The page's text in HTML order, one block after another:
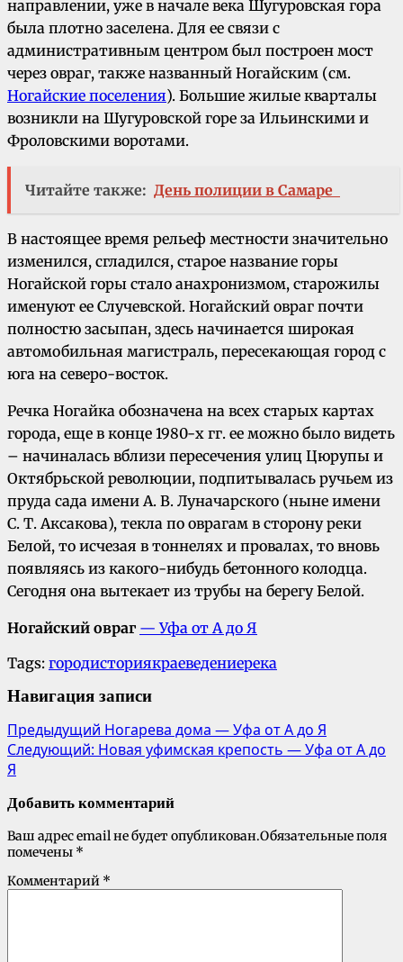
направлении, уже в начале века Шугуровская гора
была плотно заселена. Для ее связи с
административным центром был построен мост
через овраг, также названный Ногайским (см.
Ногайские поселения). Большие жилые кварталы
возникли на Шугуровской горе за Ильинскими и
Фроловскими воротами.
Читайте также: День полиции в Самаре
В настоящее время рельеф местности значительно
изменился, сгладился, старое название горы
Ногайской горы стало анахронизмом, старожилы
именуют ее Случевской. Ногайский овраг почти
полностю засыпан, здесь начинается широкая
автомобильная магистраль, пересекающая город с
юга на северо-восток.
Речка Ногайка обозначена на всех старых картах
города, еще в конце 1980-х гг. ее можно было видеть
– начиналась вблизи пересечения улиц Цюрупы и
Октябрьской революции, подпитывалась ручьем из
пруда сада имени А. В. Луначарского (ныне имени
С. Т. Аксакова), текла по оврагам в сторону реки
Белой, то исчезая в тоннелях и провалах, то вновь
появляясь из какого-нибудь бетонного колодца.
Сегодня она вытекает из трубы на берегу Белой.
Ногайский овраг — Уфа от А до Я
Tags: городисториякраеведениерека
Навигация записи
Предыдущий Ногарева дома — Уфа от А до Я
Следующий: Новая уфимская крепость — Уфа от А до
Я
Добавить комментарий
Ваш адрес email не будет опубликован.Обязательные поля
помечены *
Комментарий *